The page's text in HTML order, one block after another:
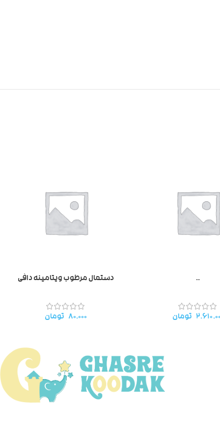
..
تومان
دستمال مرطوب ویتامینه دافی
۸۰.۰۰۰ تومان